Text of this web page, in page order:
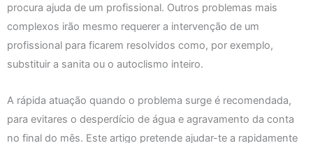
procura ajuda de um profissional. Outros problemas mais
complexos irão mesmo requerer a intervenção de um
profissional para ficarem resolvidos como, por exemplo,
substituir a sanita ou o autoclismo inteiro.
A rápida atuação quando o problema surge é recomendada,
para evitares o desperdício de água e agravamento da conta
no final do mês. Este artigo pretende ajudar-te a rapidamente